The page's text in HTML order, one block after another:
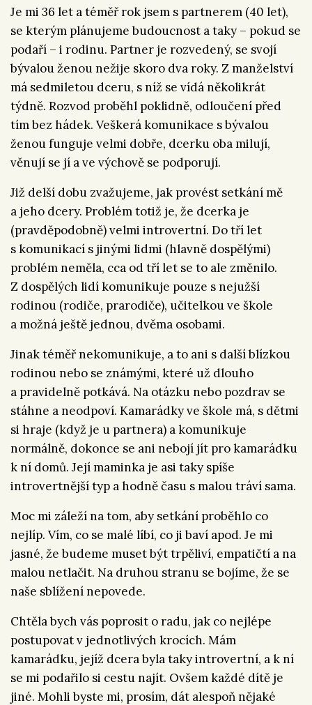
Je mi 36 let a téměř rok jsem s partnerem (40 let),
se kterým plánujeme budoucnost a taky – pokud se
podaří – i rodinu. Partner je rozvedený, se svojí
bývalou ženou nežije skoro dva roky. Z manželství
má sedmiletou dceru, s níž se vídá několikrát
týdně. Rozvod proběhl poklidně, odloučení před
tím bez hádek. Veškerá komunikace s bývalou
ženou funguje velmi dobře, dcerku oba milují,
věnují se jí a ve výchově se podporují.
Již delší dobu zvažujeme, jak provést setkání mě
a jeho dcery. Problém totiž je, že dcerka je
(pravděpodobně) velmi introvertní. Do tří let
s komunikací s jinými lidmi (hlavně dospělými)
problém neměla, cca od tří let se to ale změnilo.
Z dospělých lidí komunikuje pouze s nejužší
rodinou (rodiče, prarodiče), učitelkou ve škole
a možná ještě jednou, dvěma osobami.
Jinak téměř nekomunikuje, a to ani s další blízkou
rodinou nebo se známými, které už dlouho
a pravidelně potkává. Na otázku nebo pozdrav se
stáhne a neodpoví. Kamarádky ve škole má, s dětmi
si hraje (když je u partnera) a komunikuje
normálně, dokonce se ani nebojí jít pro kamarádku
k ní domů. Její maminka je asi taky spíše
introvertnější typ a hodně času s malou tráví sama.
Moc mi záleží na tom, aby setkání proběhlo co
nejlíp. Vím, co se malé líbí, co ji baví apod. Je mi
jasné, že budeme muset být trpěliví, empatičtí a na
malou netlačit. Na druhou stranu se bojíme, že se
naše sblížení nepovede.
Chtěla bych vás poprosit o radu, jak co nejlépe
postupovat v jednotlivých krocích. Mám
kamarádku, jejíž dcera byla taky introvertní, a k ní
se mi podařilo si cestu najít. Ovšem každé dítě je
jiné. Mohli byste mi, prosím, dát alespoň nějaké